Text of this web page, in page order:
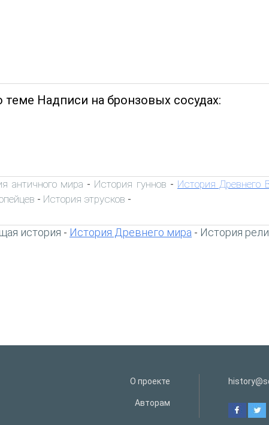
теме Надписи на бронзовых сосудах:
античного мира - История гуннов - История Древнего
- История этрусков -
история - История Древнего мира - История
О проекте
Авторам